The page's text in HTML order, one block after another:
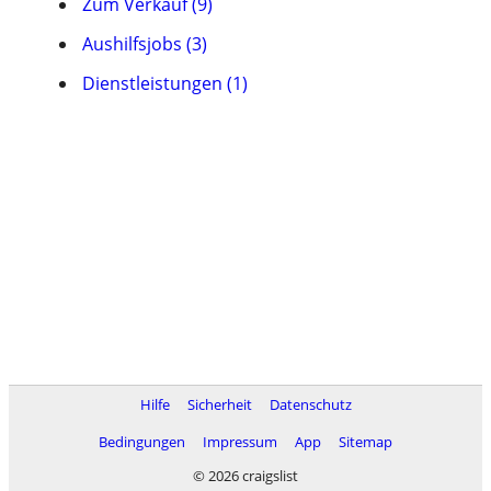
Aushilfsjobs (3)
Dienstleistungen (1)
Hilfe Sicherheit
Datenschutz
Bedingungen
Impressum App
Sitemap
© 2026 craigslist